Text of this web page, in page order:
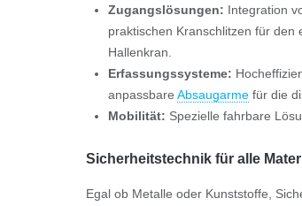
Zugangslösungen: Integration
praktischen Kranschlitzen für
Hallenkran.
Erfassungssysteme:
anpassbare Absaugarmefür die
Mobilität: Spezielle fahrbare
Sicherheitstechnik für alle
Egal ob Metalle oder Kunststoffe,